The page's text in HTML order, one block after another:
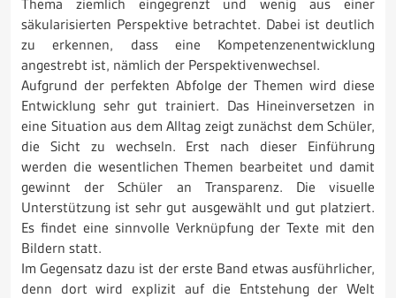
Thema ziemlich eingegrenzt und wenig aus einer
säkularisierten Perspektive betrachtet. Dabei ist deutlich
zu erkennen, dass eine Kompetenzenentwicklung
angestrebt ist, nämlich der Perspektivenwechsel.
Aufgrund der perfekten Abfolge der Themen wird diese
Entwicklung sehr gut trainiert. Das Hineinversetzen in
eine Situation aus dem Alltag zeigt zunächst dem Schüler,
die Sicht zu wechseln. Erst nach dieser Einführung
werden die wesentlichen Themen bearbeitet und damit
gewinnt der Schüler an Transparenz. Die visuelle
Unterstützung ist sehr gut ausgewählt und gut platziert.
Es findet eine sinnvolle Verknüpfung der Texte mit den
Bildern statt.
Im Gegensatz dazu ist der erste Band etwas ausführlicher,
denn dort wird explizit auf die Entstehung der Welt